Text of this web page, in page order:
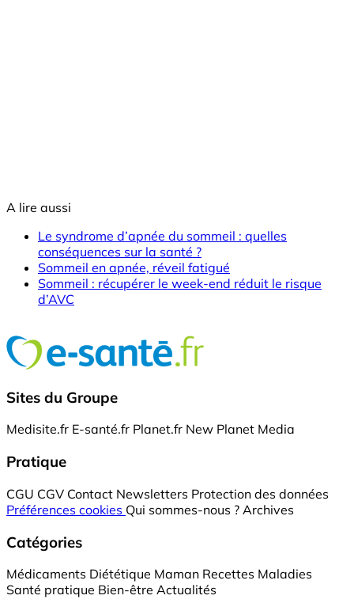
A lire aussi
Le syndrome d’apnée du sommeil : quelles
conséquences sur la santé ?
Sommeil en apnée, réveil fatigué
Sommeil : récupérer le week-end réduit le risque
d’AVC
Sites du Groupe
Medisite.fr E-santé.fr Planet.fr New Planet Media
Pratique
CGU CGV Contact Newsletters Protection des données
Préférences cookies Qui sommes-nous ? Archives
Catégories
Médicaments Diététique Maman Recettes Maladies
Santé pratique Bien-être Actualités